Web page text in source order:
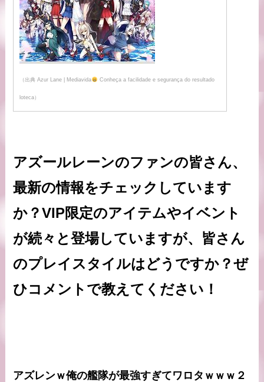
（出典 Azur Lane | Mediavida Conheça a facilidade e segurança do resultado
loteca）
アズールレーンのファンの皆さん、
最新の情報をチェックしています
か？VIP限定のアイテムやイベント
が続々と登場していますが、皆さん
のプレイスタイルはどうですか？ぜ
ひコメントで教えてください！
アズレンｗ俺の艦隊が最強すぎてワロタｗｗｗ２